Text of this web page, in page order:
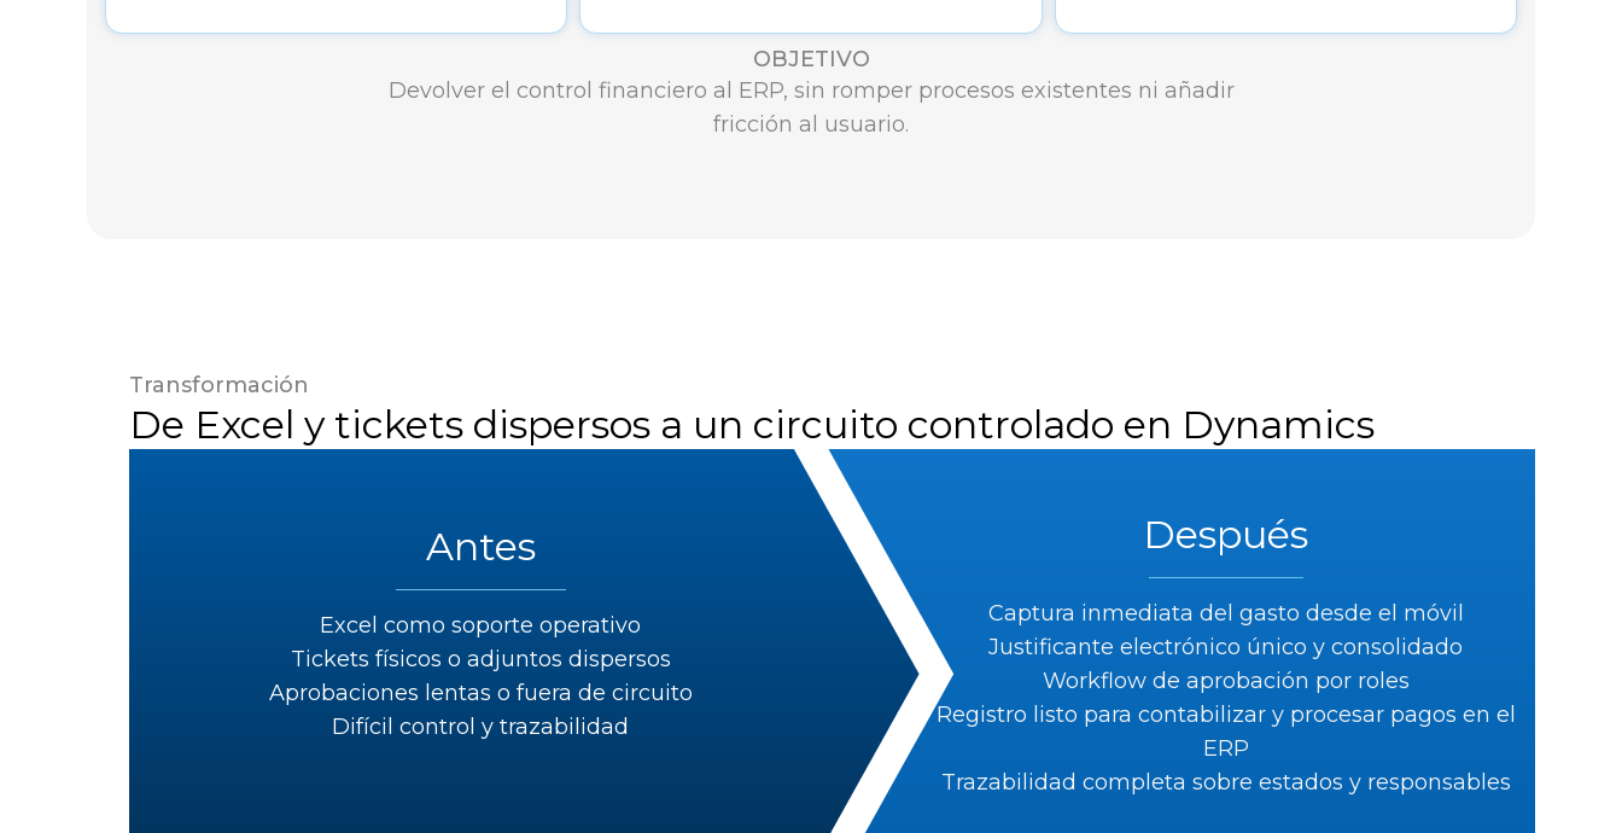
OBJETIVO
Devolver el control financiero al ERP, sin romper procesos existentes ni añadir
fricción al usuario.
Transformación
De Excel y tickets dispersos a un circuito controlado en Dynamics
Antes
Excel como soporte operativo
Tickets físicos o adjuntos dispersos
Aprobaciones lentas o fuera de circuito
Difícil control y trazabilidad
Después
Captura inmediata del gasto desde el móvil
Justificante electrónico único y consolidado
Workflow de aprobación por roles
Registro listo para contabilizar y procesar pagos en el
ERP
Trazabilidad completa sobre estados y responsables